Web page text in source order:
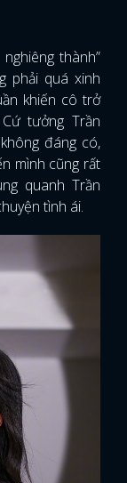
thành”
phải quá xinh
khiến cô trở
tưởng Trần
đáng có,
mình cũng rất
quanh Trần
tình ái.